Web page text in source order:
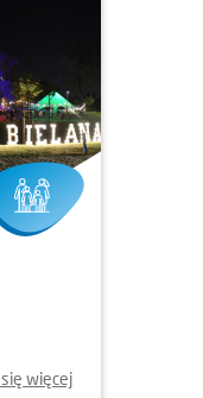
więcej